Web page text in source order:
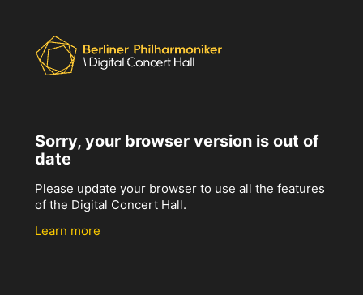
Sorry, your browser version is out of
date
Please update your browser to use all the features
of the Digital Concert Hall.
Learn more